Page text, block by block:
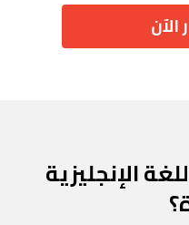
الآن
الإنجليزية